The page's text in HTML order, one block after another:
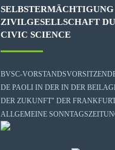
SELBSTERMÄCHTIGUNG
ZIVILGESELLSCHAFT
CIVIC SCIENCE
BVSC-
DE PAOLI IN DER IN DER
DER ZUKUNFT" DER
ALLGEMEINE